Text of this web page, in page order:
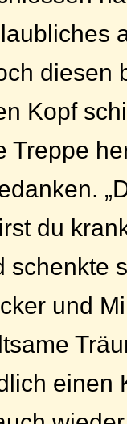
diesen
Kopf
Treppe
du
schenkte
und
einen